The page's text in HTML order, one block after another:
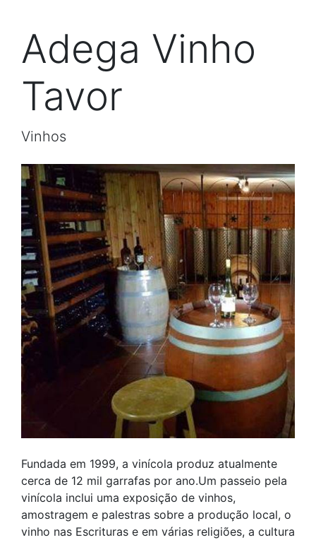
Adega Vinho
Tavor
Vinhos
Fundada em 1999, a vinícola produz atualmente
cerca de 12 mil garrafas por ano.Um passeio pela
vinícola inclui uma exposição de vinhos,
amostragem e palestras sobre a produção local, o
vinho nas Escrituras e em várias religiões, a cultura